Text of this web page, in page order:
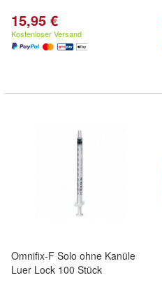
15,95 €
Kostenloser Versand
Omnifix-F Solo ohne Kanüle
Luer Lock 100 Stück